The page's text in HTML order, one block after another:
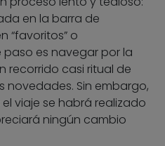
en la barra de
“favoritos” o
paso es navegar por la
recorrido casi ritual de
novedades. Sin embargo,
viaje se habrá realizado
ningún cambio